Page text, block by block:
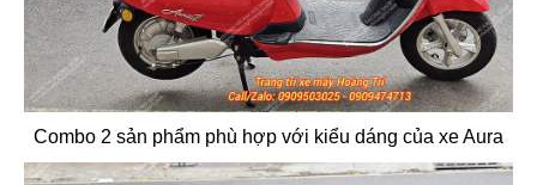
Combo 2 sản phẩm phù hợp với kiểu dáng của xe Aura